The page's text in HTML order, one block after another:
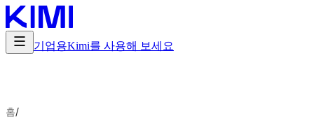
기업용Kimi를 사용해 보세요
홈/